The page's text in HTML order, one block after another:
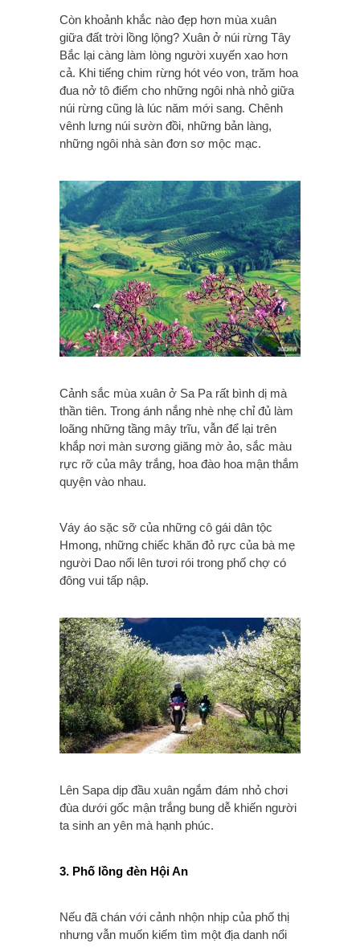
Còn khoảnh khắc nào đẹp hơn mùa xuân
giữa đất trời lồng lộng? Xuân ở núi rừng Tây
Bắc lại càng làm lòng người xuyến xao hơn
cả. Khi tiếng chim rừng hót véo von, trăm hoa
đua nở tô điểm cho những ngôi nhà nhỏ giữa
núi rừng cũng là lúc năm mới sang. Chênh
vênh lưng núi sườn đồi, những bản làng,
những ngôi nhà sàn đơn sơ mộc mạc.
Cảnh sắc mùa xuân ở Sa Pa rất bình dị mà
thần tiên. Trong ánh nắng nhè nhẹ chỉ đủ làm
loãng những tầng mây trĩu, vẫn để lại trên
khắp nơi màn sương giăng mờ ảo, sắc màu
rực rỡ của mây trắng, hoa đào hoa mận thắm
quyện vào nhau.
Váy áo sặc sỡ của những cô gái dân tộc
Hmong, những chiếc khăn đỏ rực của bà mẹ
người Dao nổi lên tươi rói trong phố chợ có
đông vui tấp nập.
Lên Sapa dịp đầu xuân ngắm đám nhỏ chơi
đùa dưới gốc mận trắng bung dễ khiến người
ta sinh an yên mà hạnh phúc.
3. Phố lồng đèn Hội An
Nếu đã chán với cảnh nhộn nhịp của phố thị
nhưng vẫn muốn kiếm tìm một địa danh nổi